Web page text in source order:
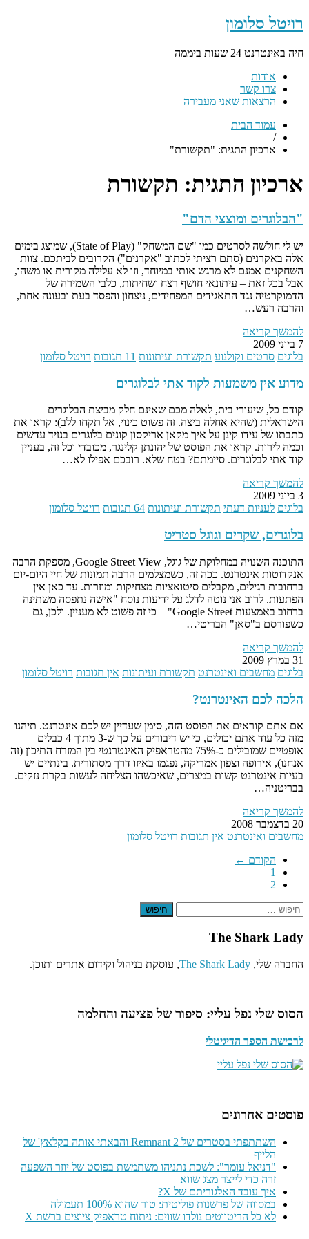
רויטל סלומון
חיה באינטרנט 24 שעות ביממה
אודות
צרו קשר
הרצאות שאני מעבירה
עמוד הבית
/
ארכיון התגית: "תקשורת"
ארכיון התגית: תקשורת
"הבלוגרים ומוצצי הדם"
יש לי חולשה לסרטים כמו "שם המשחק" (State of Play), שמוצג בימים
אלה באקרנים (סתם רציתי לכתוב "אקרנים") הקרובים לביתכם. צוות
השחקנים אמנם לא מרגש אותי במיוחד, וזו לא עלילה מקורית או משהו,
אבל בכל זאת – עיתונאי חושף רצח ושחיתות, כלבי השמירה של
הדמוקרטיה נגד התאגידים המפחידים, ניצחון והפסד בעת ובעונה אחת,
והרבה רעש…
להמשך קריאה
7 ביוני 2009
בלוגים סרטים וקולנוע תקשורת ועיתונות 11 תגובות רויטל סלומון
מדוע אין משמעות לקוד אתי לבלוגרים
קודם כל, שיעורי בית, לאלה מכם שאינם חלק מביצת הבלוגרים
הישראלית (שהיא אחלה ביצה. זה פשוט כינוי, אל תקחו ללב): קראו את
כתבתו של עידו קינן על איך מקאן אריקסון קונים בלוגרים בנזיד עדשים
וכמה לירות. קראו את הפוסט של יהונתן קלינגר, מכובדי וכל זה, בעניין
קוד אתי לבלוגרים. סיימתם? בטח שלא. רובכם אפילו לא…
להמשך קריאה
3 ביוני 2009
בלוגים לעניות דעתי תקשורת ועיתונות 64 תגובות רויטל סלומון
בלוגרים, שקרים וגוגל סטריט
התוכנה השנויה במחלוקת של גוגל, Google Street View, מספקת הרבה
אנקדוטות אינטרנט. ככה זה, כשמצלמים הרבה תמונות של חיי היום-יום
ברחובות רגילים, מקבלים סיטואציות מצחיקות ומוזרות. עד כאן אין
הפתעות. לרוב אני נוטה לדלג על ידיעות נוסח "אישה נתפסה משתינה
ברחוב באמצעות Google Street" – כי זה פשוט לא מעניין. ולכן, גם
כשפורסם ב"סאן" הבריטי…
להמשך קריאה
31 במרץ 2009
בלוגים מחשבים ואינטרנט תקשורת ועיתונות אין תגובות רויטל סלומון
הלכה לכם האינטרנט?
אם אתם קוראים את הפוסט הזה, סימן שעדיין יש לכם אינטרנט. תיהנו
מזה כל עוד אתם יכולים, כי יש דיבורים על כך ש-3 מתוך 4 כבלים
אופטיים שמובילים כ-75% מהטראפיק האינטרנטי בין המזרח התיכון (זה
אנחנו), אירופה וצפון אמריקה, נפגמו באיזו דרך מסתורית. בינתיים יש
בעיות אינטרנט קשות במצרים, שאיכשהו הצליחה לעשות בקרת נזקים.
בבריטניה…
להמשך קריאה
20 בדצמבר 2008
מחשבים ואינטרנט אין תגובות רויטל סלומון
הקודם ←
1
2
חיפוש
The Shark Lady
החברה שלי, The Shark Lady, עוסקת בניהול וקידום אתרים ותוכן.
הסוס שלי נפל עליי: סיפור של פציעה והחלמה
לרכישת הספר הדיגיטלי
פוסטים אחרונים
השתתפתי בסטרים של Remnant 2 והבאתי אותה בקלאץ' של
הלייף
"דניאל עומר": לשכת נתניהו משתמשת בפוסט של יוזר השפעה
זרה כדי לייצר מצג שווא
איך עובד האלגוריתם של X?
במסווה של פרשנות פוליטית: טור שהוא 100% תעמולה
לא כל הריטווטים נולדו שווים: ניתוח טראפיק ציוצים ברשת X